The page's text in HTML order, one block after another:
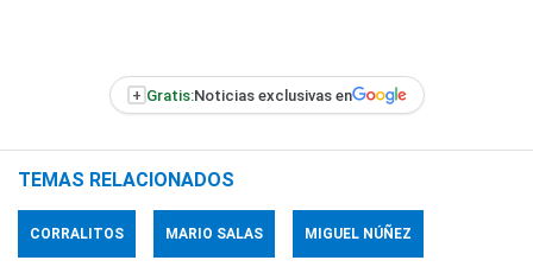
+ Gratis:Noticias exclusivas en
TEMAS RELACIONADOS
CORRALITOS MARIO SALAS MIGUEL NÚÑEZ